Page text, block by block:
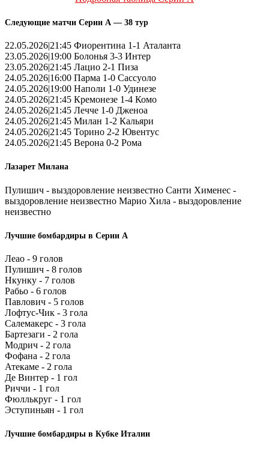
Следующие матчи Серии А — 38 тур
22.05.2026|21:45 Фиорентина 1-1 Аталанта
23.05.2026|19:00 Болонья 3-3 Интер
23.05.2026|21:45 Лацио 2-1 Пиза
24.05.2026|16:00 Парма 1-0 Сассуоло
24.05.2026|19:00 Наполи 1-0 Удинезе
24.05.2026|21:45 Кремонезе 1-4 Комо
24.05.2026|21:45 Лечче 1-0 Дженоа
24.05.2026|21:45 Милан 1-2 Кальяри
24.05.2026|21:45 Торино 2-2 Ювентус
24.05.2026|21:45 Верона 0-2 Рома
Лазарет Милана
Пулишич - выздоровление неизвестно Санти Хименес -
выздоровление неизвестно Марио Хила - выздоровление
неизвестно
Лучшие бомбардиры в Серии А
Леао - 9 голов
Пулишич - 8 голов
Нкунку - 7 голов
Рабьо - 6 голов
Павлович - 5 голов
Лофтус-Чик - 3 гола
Салемакерс - 3 гола
Бартезаги - 2 гола
Модрич - 2 гола
Фофана - 2 гола
Атекаме - 2 гола
Де Винтер - 1 гол
Риччи - 1 гол
Фюллькруг - 1 гол
Эступиньян - 1 гол
Лучшие бомбардиры в Кубке Италии